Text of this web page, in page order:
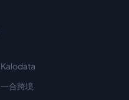
Kalodata
一合跨境